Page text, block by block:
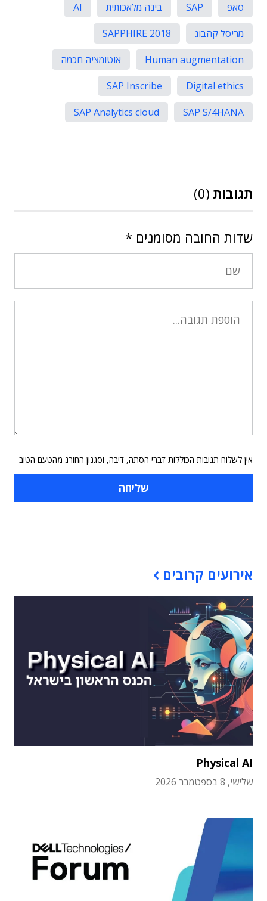
סאפ SAP בינה מלאכותית
AI
מריסל קהבוג
SAPPHIRE 2018
Human augmentation
אוטומציה חכמה
Digital ethics
SAP Inscribe
SAP S/4HANA
SAP Analytics cloud
תגובות (0)
שדות החובה מסומנים *
אין לשלוח תגובות הכוללות דברי הסתה, דיבה, וסגנון החורג מהטעם הטוב
אירועים קרובים
Physical AI
שלישי, 8 בספטמבר 2026